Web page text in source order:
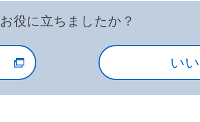
お役に立ちましたか？
い